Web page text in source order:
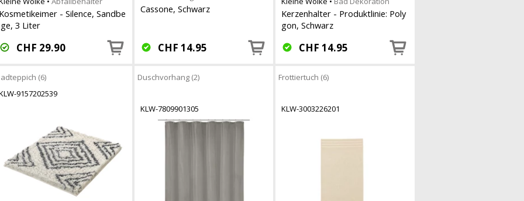
- Silence, Sandbe
3 Liter
CHF 29.90
Cassone, Schwarz
CHF 14.95
Kerzenhalter - Produktlinie: Poly
gon, Schwarz
CHF 14.95
(6)
9157202539
Duschvorhang (2)
KLW-7809901305
Frottiertuch (6)
KLW-3003226201